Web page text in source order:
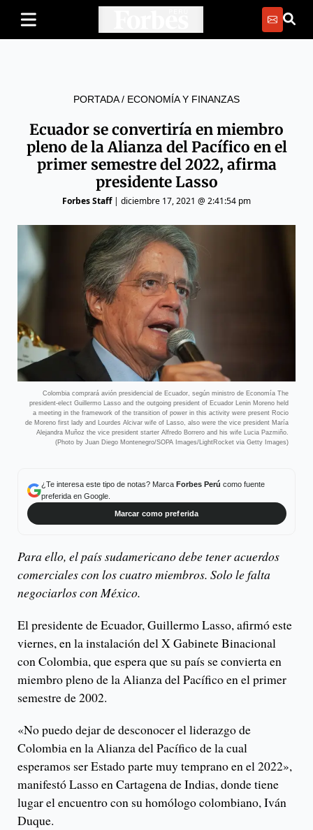
PORTADA/ ECONOMÍA Y FINANZAS
Ecuador se convertiría en miembro
pleno de la Alianza del Pacífico en el
primer semestre del 2022, afirma
presidente Lasso
Forbes Staff| diciembre 17, 2021 @ 2:41:54 pm
Colombia comprará avión presidencial de Ecuador, según ministro de Economía The
president-elect Guillermo Lasso and the outgoing president of Ecuador Lenin Moreno held
a meeting in the framework of the transition of power in this activity were present Rocio
de Moreno first lady and Lourdes Alcivar wife of Lasso, also were the vice president María
Alejandra Muñoz the vice president starter Alfredo Borrero and his wife Lucia Pazmiño.
(Photo by Juan Diego Montenegro/SOPA Images/LightRocket via Getty Images)
¿Te interesa este tipo de notas? Marca Forbes Perú como fuente
preferida en Google.
Marcar como preferida
Para ello, el país sudamericano debe tener acuerdos
comerciales con los cuatro miembros. Solo le falta
negociarlos con México.
El presidente de Ecuador, Guillermo Lasso, afirmó este
viernes, en la instalación del X Gabinete Binacional
con Colombia, que espera que su país se convierta en
miembro pleno de la Alianza del Pacífico en el primer
semestre de 2002.
«No puedo dejar de desconocer el liderazgo de
Colombia en la Alianza del Pacífico de la cual
esperamos ser Estado parte muy temprano en el 2022»,
manifestó Lasso en Cartagena de Indias, donde tiene
lugar el encuentro con su homólogo colombiano, Iván
Duque.